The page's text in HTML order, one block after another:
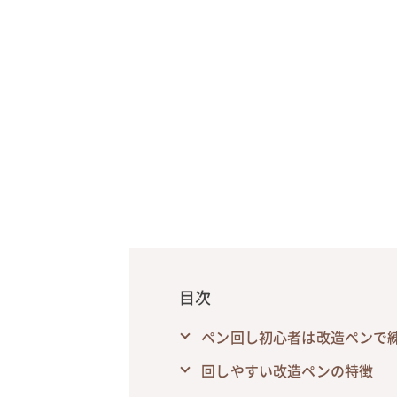
目次
ペン回し初心者は改造ペンで
回しやすい改造ペンの特徴